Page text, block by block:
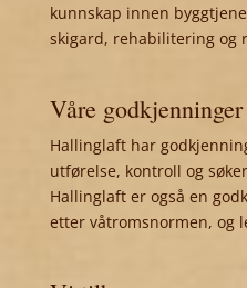
kunnskap innen
skigard, rehabilitering og
Våre godkjenninger
Hallinglaft har
utførelse, kontroll og søker
Hallinglaft er også en
etter våtromsnormen, og